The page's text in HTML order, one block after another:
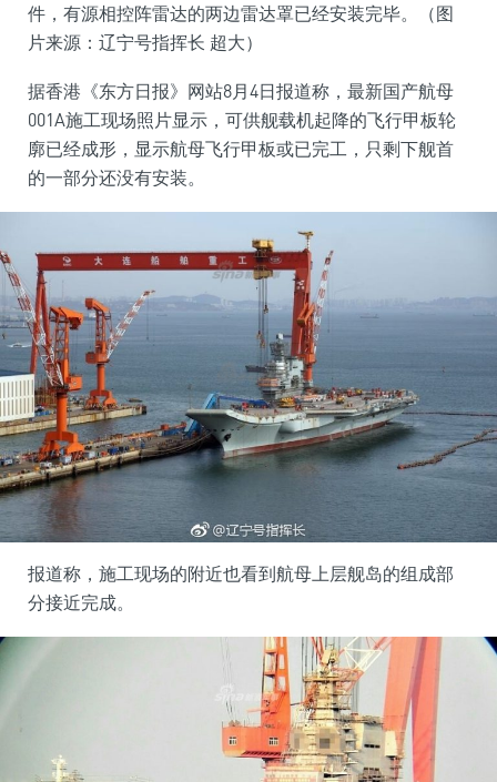
件，有源相控阵雷达的两边雷达罩已经安装完毕。（图
片来源：辽宁号指挥长 超大）
据香港《东方日报》网站8月4日报道称，最新国产航母
001A施工现场照片显示，可供舰载机起降的飞行甲板轮
廓已经成形，显示航母飞行甲板或已完工，只剩下舰首
的一部分还没有安装。
报道称，施工现场的附近也看到航母上层舰岛的组成部
分接近完成。